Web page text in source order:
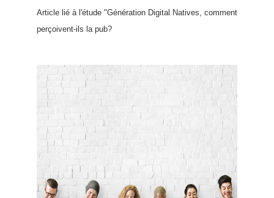
Article lié à l'étude "Génération Digital Natives, comment
perçoivent-ils la pub?